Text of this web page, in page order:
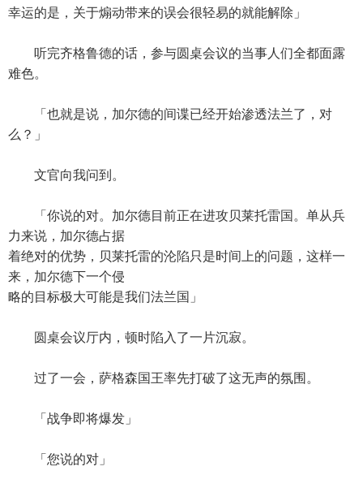
幸运的是，关于煽动带来的误会很轻易的就能解除」
听完齐格鲁德的话，参与圆桌会议的当事人们全都面露
难色。
「也就是说，加尔德的间谍已经开始渗透法兰了，对
么？」
文官向我问到。
「你说的对。加尔德目前正在进攻贝莱托雷国。单从兵
力来说，加尔德占据
着绝对的优势，贝莱托雷的沦陷只是时间上的问题，这样一
来，加尔德下一个侵
略的目标极大可能是我们法兰国」
圆桌会议厅内，顿时陷入了一片沉寂。
过了一会，萨格森国王率先打破了这无声的氛围。
「战争即将爆发」
「您说的对」